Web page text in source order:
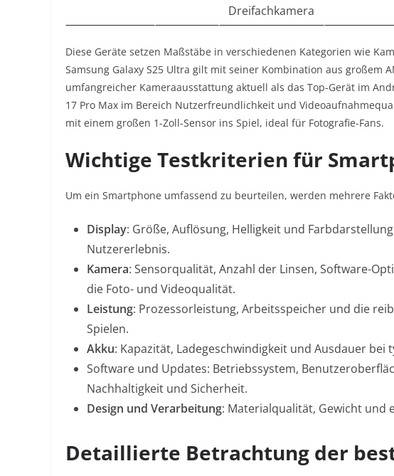
Dreifachkamera
Diese Geräte setzen Maßstäbe in verschiedenen Kategorien wie
Samsung Galaxy S25 Ultra gilt mit seiner Kombination aus großem
umfangreicher Kameraausstattung aktuell als das Top-Gerät im
17 Pro Max im Bereich Nutzerfreundlichkeit und
mit einem großen 1-Zoll-Sensor ins Spiel, ideal für Fotografie-Fans.
Wichtige Testkriterien für
Um ein Smartphone umfassend zu beurteilen, werden mehrere
Display: Größe, Auflösung, Helligkeit und
Nutzererlebnis.
Kamera: Sensorqualität, Anzahl der Linsen, Software-
die Foto- und Videoqualität.
Leistung: Prozessorleistung, Arbeitsspeicher und die
Spielen.
Akku: Kapazität, Ladegeschwindigkeit und Ausdauer bei
Software und Updates: Betriebssystem,
Nachhaltigkeit und Sicherheit.
Design und Verarbeitung: Materialqualität, Gewicht und
Detaillierte Betrachtung der